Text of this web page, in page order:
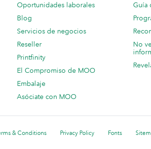
Oportunidades laborales
Blog
Servicios de negocios
Reseller
Printfinity
El Compromiso de MOO
Embalaje
Asóciate con MOO
Guía
No
& Conditions Privacy Policy Fonts